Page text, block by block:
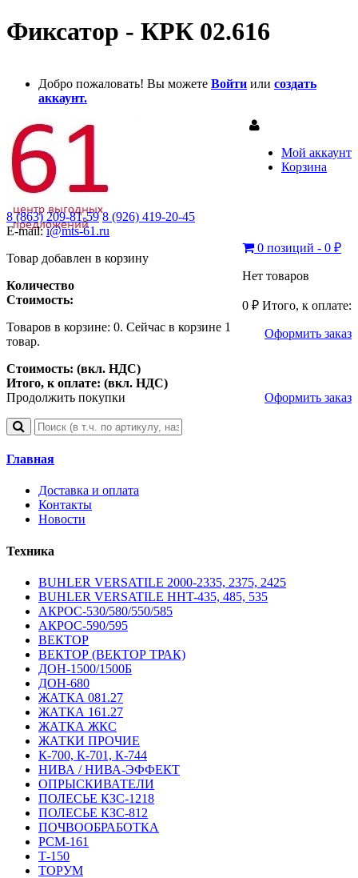
Фиксатор - КРК 02.616
Добро пожаловать! Вы можете Войти или создать
аккаунт.
Мой аккаунт
Корзина
8 (863) 209-81-59 8 (926) 419-20-45
E-mail:i@mts-61.ru
0 позиций - 0 ₽
Нет товаров
0 ₽ Итого, к оплате:
Оформить заказ
Товар добавлен в корзину
Количество
Стоимость:
Товаров в корзине: 0. Сейчас в корзине 1
товар.
Стоимость: (вкл. НДС)
Итого, к оплате: (вкл. НДС)
Продолжить покупки
Оформить заказ
Главная
Доставка и оплата
Контакты
Новости
Техника
BUHLER VERSATILE 2000-2335, 2375, 2425
BUHLER VERSATILE HHT-435, 485, 535
АКРОС-530/580/550/585
АКРОС-590/595
ВЕКТОР
ВЕКТОР (ВЕКТОР ТРАК)
ДОН-1500/1500Б
ДОН-680
ЖАТКА 081.27
ЖАТКА 161.27
ЖАТКА ЖКС
ЖАТКИ ПРОЧИЕ
К-700, К-701, К-744
НИВА / НИВА-ЭФФЕКТ
ОПРЫСКИВАТЕЛИ
ПОЛЕСЬЕ КЗС-1218
ПОЛЕСЬЕ КЗС-812
ПОЧВООБРАБОТКА
РСМ-161
Т-150
ТОРУМ